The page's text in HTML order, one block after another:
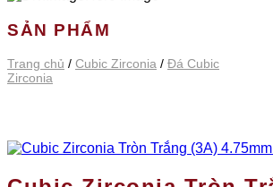
SẢN PHẨM
Trang chủ / Cubic Zirconia / Đá Cubic
Zirconia